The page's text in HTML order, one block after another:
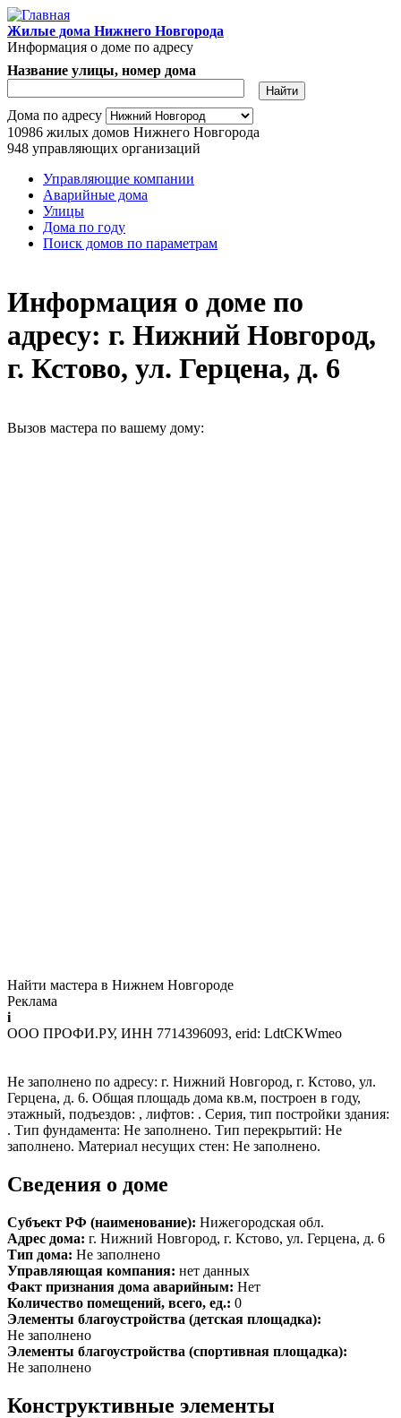
Перейти к основному содержанию
Жилые дома Нижнего Новгорода
Информация о доме по адресу
Адрес дома
Название улицы, номер дома
Дома по адресу
10986 жилых домов Нижнего Новгорода
948 управляющих организаций
Главное меню
Управляющие компании
Аварийные дома
Улицы
Дома по году
Поиск домов по параметрам
Информация о доме по
адресу: г. Нижний Новгород,
г. Кстово, ул. Герцена, д. 6
Вызов мастера по вашему дому:
Найти мастера в Нижнем Новгороде
Реклама
i
ООО ПРОФИ.РУ, ИНН 7714396093, erid: LdtCKWmeo
Не заполнено по адресу: г. Нижний Новгород, г. Кстово, ул.
Герцена, д. 6. Общая площадь дома кв.м, построен в году,
этажный, подъездов: , лифтов: . Серия, тип постройки здания:
. Тип фундамента: Не заполнено. Тип перекрытий: Не
заполнено. Материал несущих стен: Не заполнено.
Сведения о доме
Субъект РФ (наименование): Нижегородская обл.
Адрес дома: г. Нижний Новгород, г. Кстово, ул. Герцена, д. 6
Тип дома: Не заполнено
Управляющая компания: нет данных
Факт признания дома аварийным: Нет
Количество помещений, всего, ед.: 0
Элементы благоустройства (детская площадка):
Не заполнено
Элементы благоустройства (спортивная площадка):
Не заполнено
Конструктивные элементы